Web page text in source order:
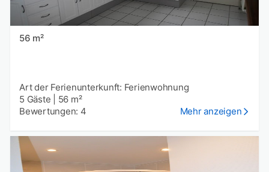
56 m²
Art der Ferienunterkunft: Ferienwohnung
5 Gäste
56 m²
Bewertungen: 4
Mehr anzeigen